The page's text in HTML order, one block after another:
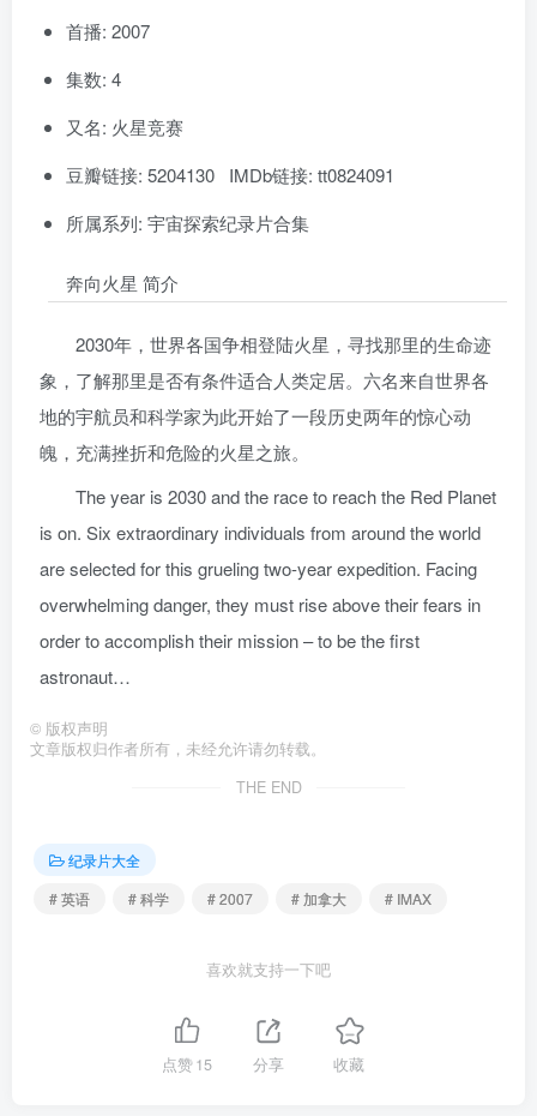
首播: 2007
集数: 4
又名: 火星竞赛
豆瓣链接: 5204130 IMDb链接: tt0824091
所属系列: 宇宙探索纪录片合集
奔向火星 简介
2030年，世界各国争相登陆火星，寻找那里的生命迹
象，了解那里是否有条件适合人类定居。六名来自世界各
地的宇航员和科学家为此开始了一段历史两年的惊心动
魄，充满挫折和危险的火星之旅。
The year is 2030 and the race to reach the Red Planet
is on. Six extraordinary individuals from around the world
are selected for this grueling two-year expedition. Facing
overwhelming danger, they must rise above their fears in
order to accomplish their mission – to be the first
astronaut…
© 版权声明
文章版权归作者所有，未经允许请勿转载。
THE END
纪录片大全
# 英语
# 科学 # 2007 # 加拿大 # IMAX
喜欢就支持一下吧
点赞15 分享 收藏